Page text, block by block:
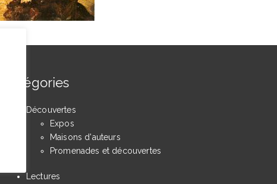
Catégories
Découvertes
Expos
Maisons d'auteurs
Promenades et découvertes
Lectures